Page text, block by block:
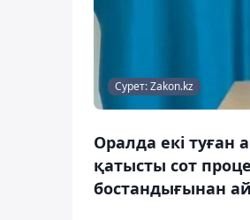
Сурет: Zakon.kz
Оралда екі туған
қатысты сот
бостандығынан